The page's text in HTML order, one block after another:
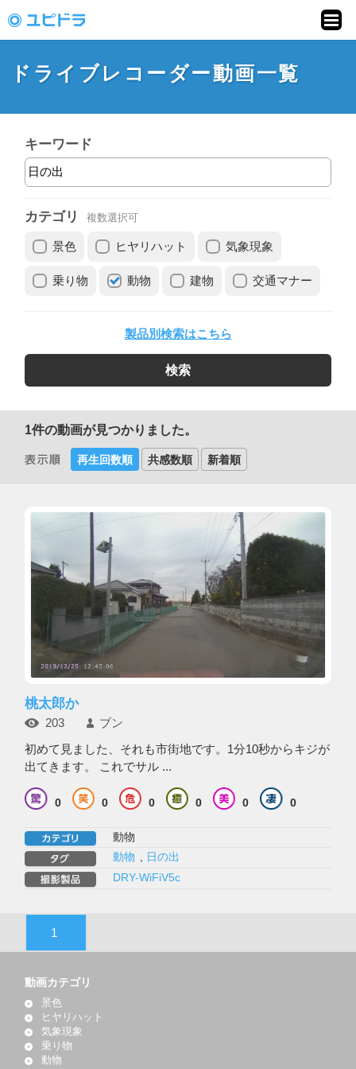
動画投稿サイト「ユ
ピドラ」
ドライブレコーダー動画一覧
キーワード
カテゴリ 複数選択可
景色 ヒヤリハット 気象現象
乗り物 動物 建物 交通マナー
製品別検索はこちら
1件の動画が見つかりました。
再生回数順 共感数順 新着順
桃太郎か
203 ブン
初めて見ました、それも市街地です。1分10秒からキジが
出てきます。 これでサル ...
0 0 0 0 0 0
動物
動物 , 日の出
DRY-WiFiV5c
1
動画カテゴリ
景色
ヒヤリハット
気象現象
乗り物
動物